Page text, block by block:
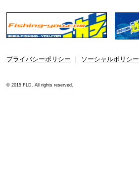
プライバシーポリシー ソーシャルポリシー
© 2015 FLD. All rights reserved.